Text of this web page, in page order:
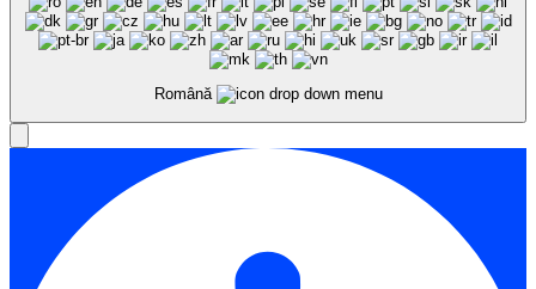
Română